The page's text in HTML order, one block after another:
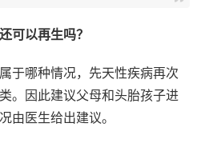
可以再生吗？
哪种情况，先天性疾病再次
。因此建议父母和头胎孩子进
由医生给出建议。